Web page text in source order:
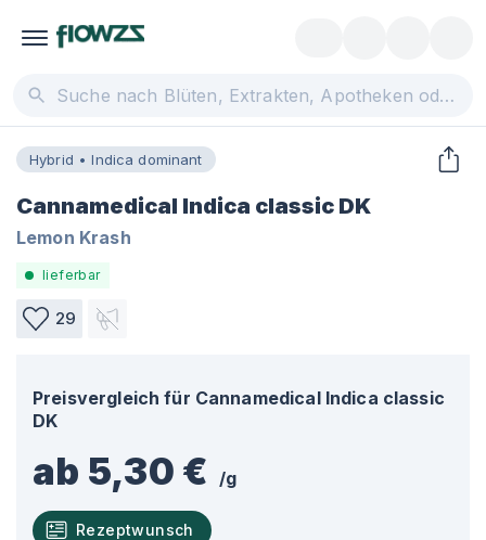
Hybrid • Indica dominant
Cannamedical Indica classic DK
Lemon Krash
lieferbar
29
Preisvergleich für Cannamedical Indica classic
DK
ab 5,30 € /g
Rezeptwunsch